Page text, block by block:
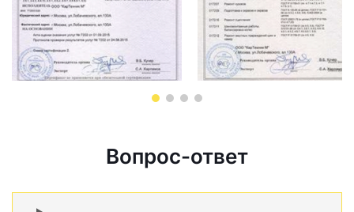
Вопрос-ответ